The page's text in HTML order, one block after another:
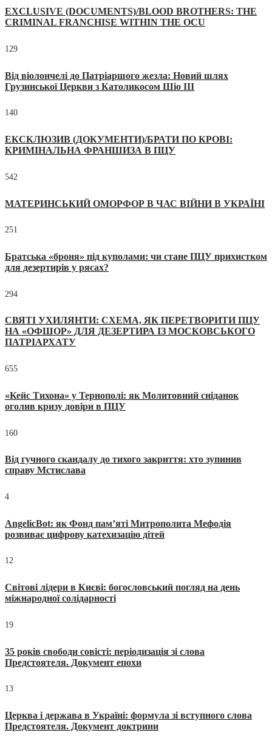
EXCLUSIVE (DOCUMENTS)/BLOOD BROTHERS: THE
CRIMINAL FRANCHISE WITHIN THE OCU
129
Від віолончелі до Патріаршого жезла: Новий шлях
Грузинської Церкви з Католикосом Шіо III
140
ЕКСКЛЮЗИВ (ДОКУМЕНТИ)/БРАТИ ПО КРОВІ:
КРИМІНАЛЬНА ФРАНШИЗА В ПЦУ
542
МАТЕРИНСЬКИЙ ОМОРФОР В ЧАС ВІЙНИ В УКРАЇНІ
251
Братська «броня» під куполами: чи стане ПЦУ прихистком
для дезертирів у рясах?
294
СВЯТІ УХИЛЯНТИ: СХЕМА, ЯК ПЕРЕТВОРИТИ ПЦУ
НА «ОФШОР» ДЛЯ ДЕЗЕРТИРА ІЗ МОСКОВСЬКОГО
ПАТРІАРХАТУ
655
«Кейс Тихона» у Тернополі: як Молитовний сніданок
оголив кризу довіри в ПЦУ
160
Від гучного скандалу до тихого закриття: хто зупинив
справу Мстислава
4
AngelicBot: як Фонд пам’яті Митрополита Мефодія
розвиває цифрову катехизацію дітей
12
Світові лідери в Києві: богословський погляд на день
міжнародної солідарності
19
35 років свободи совісті: періодизація зі слова
Предстоятеля. Документ епохи
13
Церква і держава в Україні: формула зі вступного слова
Предстоятеля. Документ доктрини